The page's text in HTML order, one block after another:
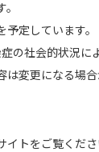
定しています。
の社会的状況に
は変更になる場
トをご覧くださ